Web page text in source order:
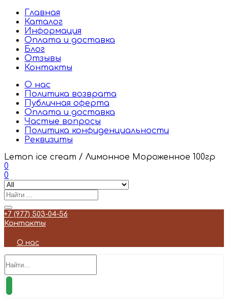
Главная
Каталог
Информация
Оплата и доставка
Блог
Отзывы
Контакты
О нас
Политика возврата
Публичная оферта
Оплата и доставка
Частые вопросы
Политика конфиденциальности
Реквизиты
Lemon ice cream / Лимонное Мороженное 100гр
0
0
+7 (977) 503-04-56
Контакты
О нас